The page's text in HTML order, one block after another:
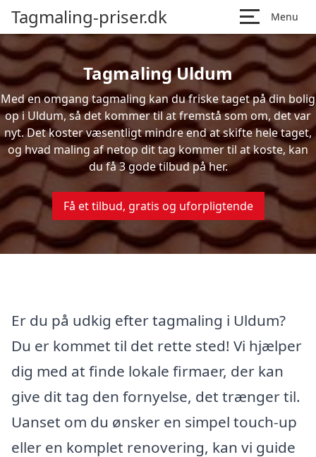
Tagmaling-priser.dk Menu
Tagmaling Uldum
Med en omgang tagmaling kan du friske taget på din bolig
op i Uldum, så det kommer til at fremstå som om, det var
nyt. Det koster væsentligt mindre end at skifte hele taget,
og hvad maling af netop dit tag kommer til at koste, kan
du få 3 gode tilbud på her.
Få et tilbud, gratis og uforpligtende
Er du på udkig efter tagmaling i Uldum?
Du er kommet til det rette sted! Vi hjælper
dig med at finde lokale firmaer, der kan
give dit tag den fornyelse, det trænger til.
Uanset om du ønsker en simpel touch-up
eller en komplet renovering, kan vi guide